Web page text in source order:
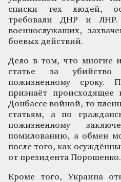
списки тех людей,
требовали ДНР и
военнослужащих,
боевых действий.
Дело в том, что многие
статье за
пожизненному сроку.
признаёт
Донбассе войной, то
статьям, а по
пожизненному
помилованию, а обмен
после того, как
от президента Порошенко.
Кроме того, Украина